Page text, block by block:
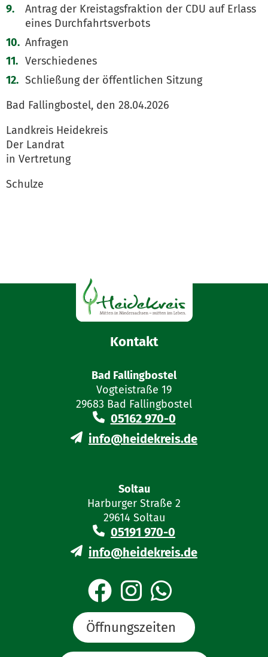
Antrag der Kreistagsfraktion der CDU auf Erlass
eines Durchfahrtsverbots
Anfragen
Verschiedenes
Schließung der öffentlichen Sitzung
Bad Fallingbostel, den 28.04.2026
Landkreis Heidekreis
Der Landrat
in Vertretung
Schulze
Kontakt
Bad Fallingbostel
Vogteistraße 19
29683 Bad Fallingbostel
05162 970-0
info@heidekreis.de
Soltau
Harburger Straße 2
29614 Soltau
05191 970-0
info@heidekreis.de
Öffnungszeiten